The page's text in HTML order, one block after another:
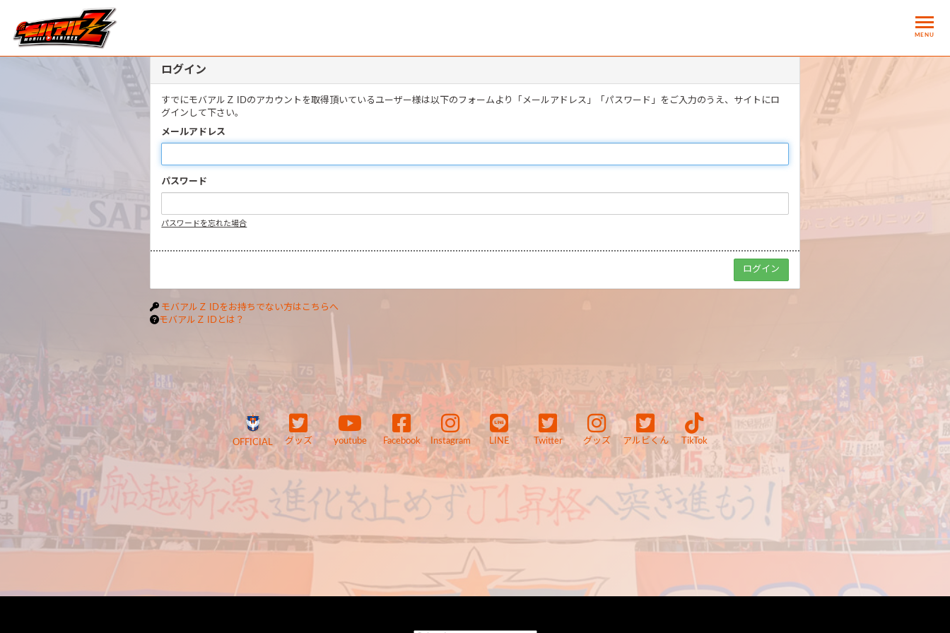
MENU
ログイン
すでにモバアルＺ IDのアカウントを取得頂いているユーザー様は以下のフォームより「メールアドレス」「パスワード」をご入力のうえ、サイトにロ
グインして下さい。
メールアドレス
パスワード
パスワードを忘れた場合
モバアルＺ IDをお持ちでない方はこちらへ
モバアルＺ IDとは？
OFFICIAL グッズ youtube Facebook Instagram LINE Twitter グッズ アルビくん TikTok